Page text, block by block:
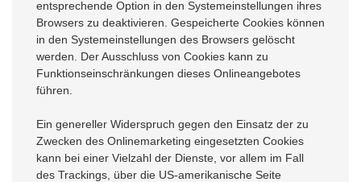
entsprechende Option in den Systemeinstellungen ihres
Browsers zu deaktivieren. Gespeicherte Cookies können
in den Systemeinstellungen des Browsers gelöscht
werden. Der Ausschluss von Cookies kann zu
Funktionseinschränkungen dieses Onlineangebotes
führen.
Ein genereller Widerspruch gegen den Einsatz der zu
Zwecken des Onlinemarketing eingesetzten Cookies
kann bei einer Vielzahl der Dienste, vor allem im Fall
des Trackings, über die US-amerikanische Seite